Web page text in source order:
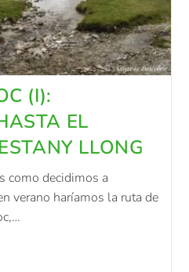
(I):
EL
LLONG
como decidimos a
verano haríamos la ruta de